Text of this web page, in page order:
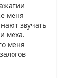
меня
звучать
меха.
меня